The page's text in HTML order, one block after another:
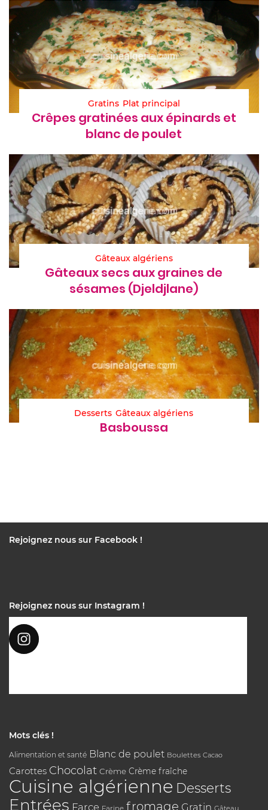
Gratins Plat principal
Crêpes gratinées aux épinards et
blanc de poulet
Gâteaux algériens
Gâteaux secs aux graines de
sésames (Djeldjlane)
Desserts Gâteaux algériens
Basboussa
Rejoignez nous sur Facebook !
Rejoignez nous sur Instagram !
Mots clés !
Alimentation et santé Blanc de poulet Boulettes Cacao
Carottes Chocolat Crème Crème fraîche
Cuisine algérienne Desserts
Entrées Farce fromage Gratin